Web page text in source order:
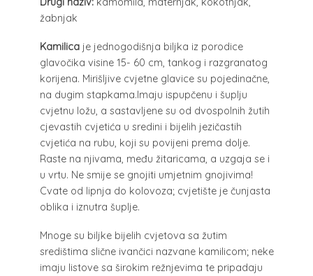
žabnjak
Kamilicaje jednogodišnja biljka iz porodice
glavočika visine 15- 60 cm, tankog i razgranatog
korijena. Mirišljive cvjetne glavice su pojedinačne,
na dugim stapkama.Imaju ispupčenu i šuplju
cvjetnu ložu, a sastavljene su od dvospolnih žutih
cjevastih cvjetića u sredini i bijelih jezičastih
cvjetića na rubu, koji su povijeni prema dolje.
Raste na njivama, među žitaricama, a uzgaja se i
u vrtu. Ne smije se gnojiti umjetnim gnojivima!
Cvate od lipnja do kolovoza; cvjetište je čunjasta
oblika i iznutra šuplje.
Mnoge su biljke bijelih cvjetova sa žutim
središtima slične ivančici nazvane kamilicom; neke
imaju listove sa širokim režnjevima te pripadaju